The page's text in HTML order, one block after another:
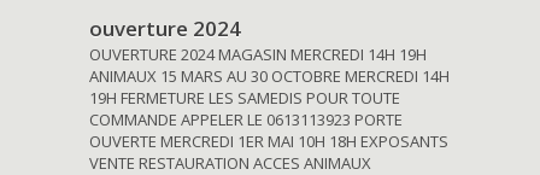
ouverture 2024
OUVERTURE 2024 MAGASIN MERCREDI 14H 19H
ANIMAUX 15 MARS AU 30 OCTOBRE MERCREDI 14H
19H FERMETURE LES SAMEDIS POUR TOUTE
COMMANDE APPELER LE 0613113923 PORTE
OUVERTE MERCREDI 1ER MAI 10H 18H EXPOSANTS
VENTE RESTAURATION ACCES ANIMAUX